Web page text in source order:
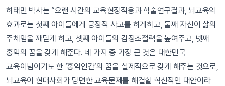
하태민 박사는 “오랜 시간의 교육현장적용과 학술연구결과, 뇌교육의
효과로는 첫째 아이들에게 긍정적 사고를 하게하고, 둘째 자신이 삶의
주체임을 깨닫게 하고, 셋째 아이들의 감정조절력을 높여주고, 넷째
홍익의 꿈을 갖게 해준다. 네 가지 중 가장 큰 것은 대한민국
교육이념이기도 한 ‘홍익인간’의 꿈을 실제적으로 갖게 해주는 것으로,
뇌교육이 현대사회가 당면한 교육문제를 해결할 혁신적인 대안이라